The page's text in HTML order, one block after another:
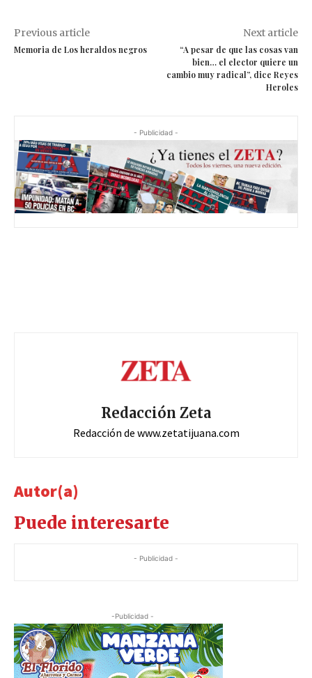
Previous article
Memoria de Los heraldos negros
Next article
“A pesar de que las cosas van
bien… el elector quiere un
cambio muy radical”, dice Reyes
Heroles
- Publicidad -
Redacción Zeta
Redacción de www.zetatijuana.com
Autor(a)
Puede interesarte
- Publicidad -
-Publicidad -